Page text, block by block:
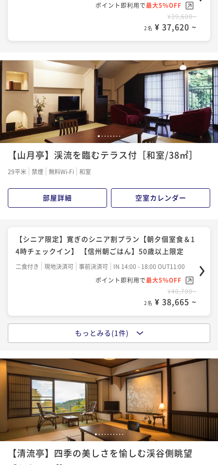
ポイント即利用で最大5％OFF
¥39,600~
2名 ¥ 37,620 ~
1 2 3 4 5 6 78
【山月亭】渓流を臨むテラス付［和室/38㎡］
29平米 禁煙 無料Wi-Fi 和室
部屋詳細 空室カレンダー
【シニア限定】寛ぎのシニア割プラン【朝夕個室食＆1
4時チェックイン】 【信州朝ごはん】50歳以上限定
二食付き 現地決済可 事前決済可
IN 14:00 - 18:00 OUT11:00
ポイント即利用で最大5％OFF
¥40,700~
2名 ¥ 38,665 ~
【朝夕個室食＆無料貸切露天】蓼科 親湯温泉 寛ぎの基
二食付き 現地決済可 事前決済可
IN 14:00 - 18:00 OUT11:00
ポイント即利用で最大5％OFF
¥42,900~
2名 ¥ 40,755 ~
もっとみる(1件)
123 4 5 6 7 8 9 10
【清流亭】四季の美しさを愉しむ渓谷側眺望